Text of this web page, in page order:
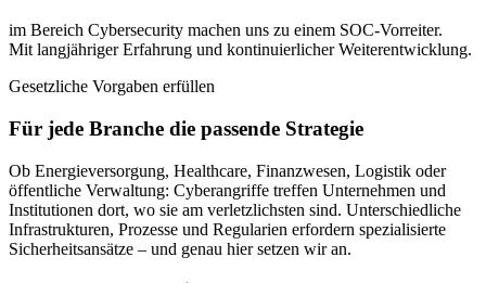
im Bereich Cybersecurity machen uns zu einem SOC-Vorreiter.
Mit langjähriger Erfahrung und kontinuierlicher Weiterentwicklung.
Gesetzliche Vorgaben erfüllen
Für jede Branche die passende Strategie
Ob Energieversorgung, Healthcare, Finanzwesen, Logistik oder
öffentliche Verwaltung: Cyberangriffe treffen Unternehmen und
Institutionen dort, wo sie am verletzlichsten sind. Unterschiedliche
Infrastrukturen, Prozesse und Regularien erfordern spezialisierte
Sicherheitsansätze – und genau hier setzen wir an.